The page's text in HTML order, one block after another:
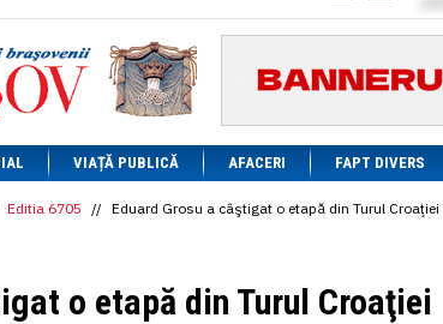
= 5.8304 RON
1 XAU= 464.4611 RON
1 AED= 1.1933 RON
1 AUD= 2.7957 RON
1 BGN= 2.5449 RON
1 CAD= 3.1559 RON
1 CHF= 5.2813 RON
1 CNY= 0.6015 RON
1 HUF= 1.2223 RON
1 INR= 0.0513 RON
VIAȚĂ PUBLICĂ AFACERI FAPT DIVERS
Editia 6705 // Eduard Grosu a câştigat o etapă din Turul Croaţiei
o etapă din Turul Croaţiei